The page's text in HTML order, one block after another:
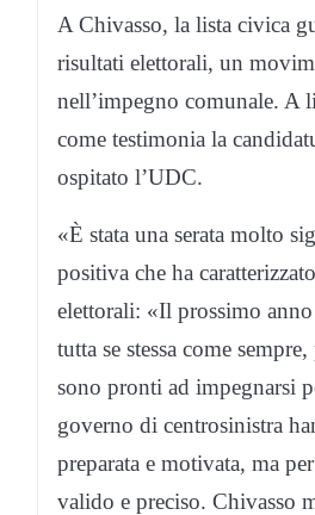
A Chivasso, la lista civica
risultati elettorali, un
nell’impegno comunale. A
come testimonia la
ospitato l’UDC.
«È stata una serata molto
positiva che ha
elettorali: «Il prossimo
tutta se stessa come
sono pronti ad impegnarsi
governo di centrosinistra
preparata e motivata, ma
valido e preciso. Chivasso